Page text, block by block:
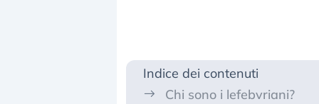
Indice dei contenuti
Chi sono i lefebvriani?